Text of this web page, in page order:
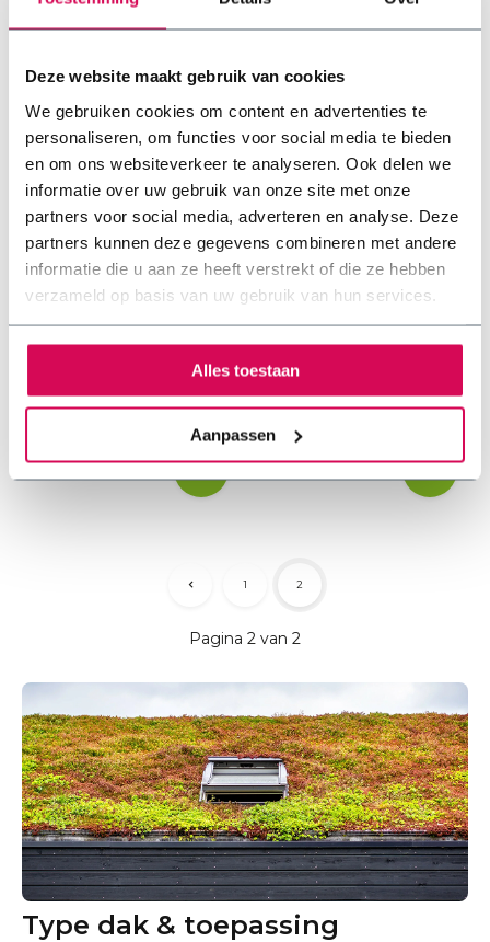
Deze website maakt gebruik van cookies
We gebruiken cookies om content en advertenties te
personaliseren, om functies voor social media te bieden
en om ons websiteverkeer te analyseren. Ook delen we
informatie over uw gebruik van onze site met onze
partners voor social media, adverteren en analyse. Deze
partners kunnen deze gegevens combineren met andere
informatie die u aan ze heeft verstrekt of die ze hebben
verzameld op basis van uw gebruik van hun services.
Alles toestaan
Aanpassen
Bladvanger 60x80mm
✓ Eenvoudig te plaatsen ✓
Voorkomt verstoppingen in de
afvoer ✓ Duurzaam
€6,15
Boldraadrooster RVS
1 beoordeling(en)
✓ Eenvoudig te plaatsen ✓
Voorkomt verstoppingen in de
materiaal
€26,95
Pagina 2 van 2
1 2
Type dak & toepassing